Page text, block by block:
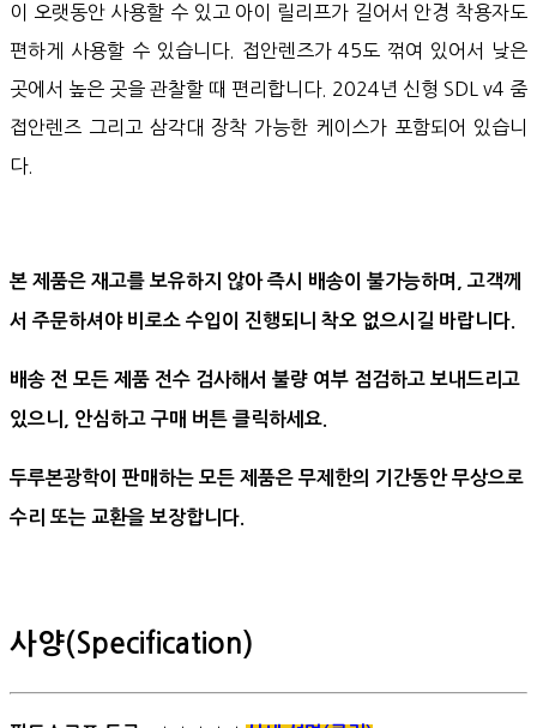
이 오랫동안 사용할 수 있고 아이 릴리프가 길어서 안경 착용자도
편하게 사용할 수 있습니다. 접안렌즈가 45도 꺾여 있어서 낮은
곳에서 높은 곳을 관찰할 때 편리합니다. 2024년 신형 SDL v4 줌
접안렌즈 그리고 삼각대 장착 가능한 케이스가 포함되어 있습니
다.
본 제품은 재고를 보유하지 않아 즉시 배송이 불가능하며, 고객께
서 주문하셔야 비로소 수입이 진행되니 착오 없으시길 바랍니다.
배송 전 모든 제품 전수 검사해서 불량 여부 점검하고 보내드리고
있으니, 안심하고 구매 버튼 클릭하세요.
두루본광학이 판매하는 모든 제품은 무제한의 기간동안 무상으로
수리 또는 교환을 보장합니다.
사양(Specification)